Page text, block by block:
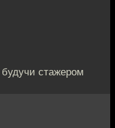
стажером